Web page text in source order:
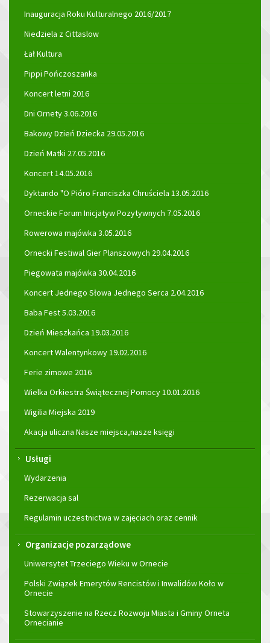
Inauguracja Roku Kulturalnego 2016/2017
Niedziela z Cittaslow
Łał Kultura
Pippi Pończoszanka
Koncert letni 2016
Dni Ornety 3.06.2016
Bakowy Dzień Dziecka 29.05.2016
Dzień Matki 27.05.2016
Koncert 14.05.2016
Dyktando "O Pióro Franciszka Chruściela 13.05.2016
Orneckie Forum Inicjatyw Pozytywnych 7.05.2016
Rowerowa majówka 3.05.2016
Ornecki Festiwal Gier Planszowych 29.04.2016
Piegowata majówka 30.04.2016
Koncert Jednego Słowa Jednego Serca 2.04.2016
Baba Fest 5.03.2016
Dzień Mieszkańca 19.03.2016
Koncert Walentynkowy 19.02.2016
Ferie zimowe 2016
Wielka Orkiestra Świątecznej Pomocy 10.01.2016
Wigilia Miejska 2019
Akacja uliczna Nasze miejsca,nasze księgi
Usługi
Wydarzenia
Rezerwacja sal
Regulamin uczestnictwa w zajęciach oraz cennik
Organizacje pozarządowe
Uniwersytet Trzeciego Wieku w Ornecie
Polski Związek Emerytów Rencistów i Inwalidów Koło w
Ornecie
Stowarzyszenie na Rzecz Rozwoju Miasta i Gminy Orneta
Ornecianie